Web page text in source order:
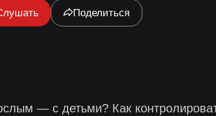
Поделиться
— с детьми? Как